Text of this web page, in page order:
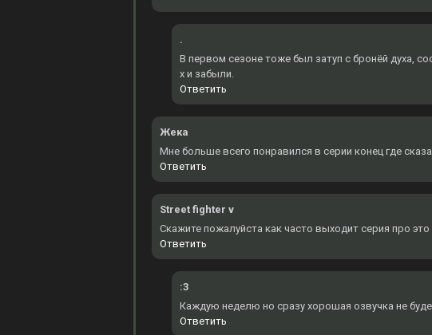
.
В первом сезоне тоже был затуп с бронёй духа,
х и забыли.
Ответить
Жека
Мне больше всего понравился в серии конец где
Ответить
Street fighter v
Скажите пожалуйста как часто выходит серия про это
Ответить
:3
Каждую неделю но сразу хорошая озвучка не
Ответить